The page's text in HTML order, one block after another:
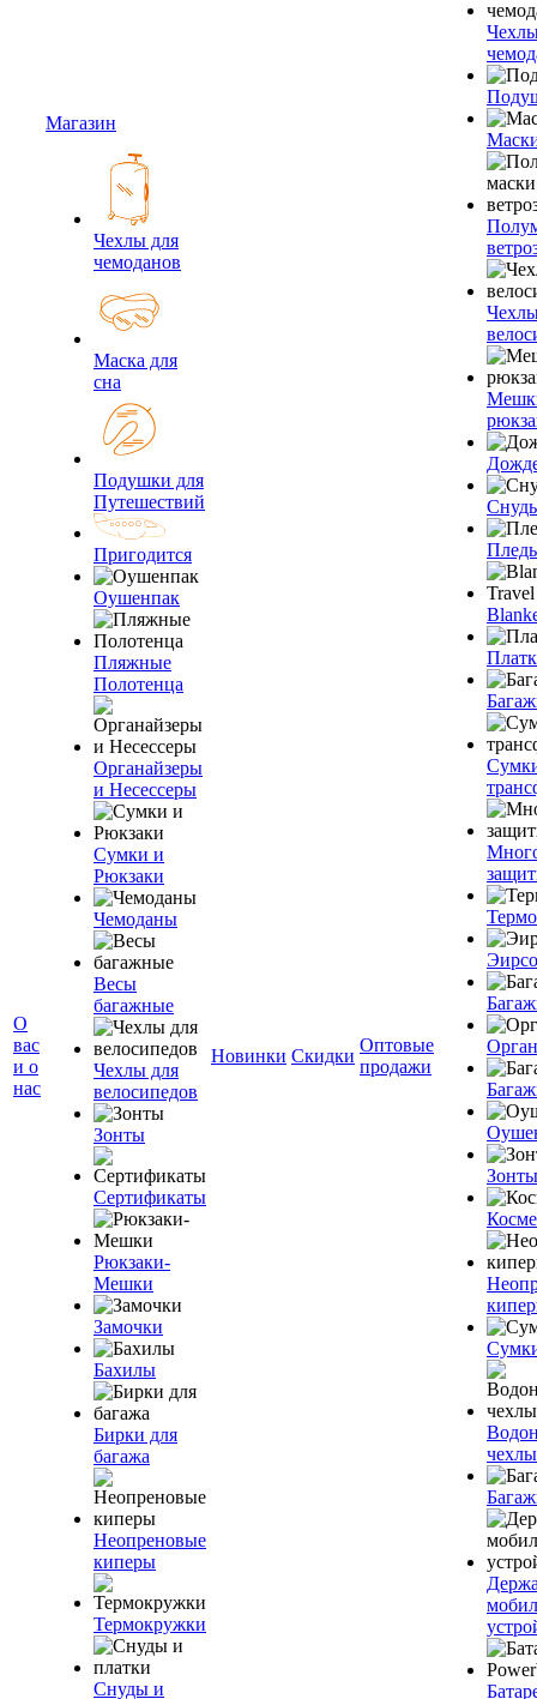
О
вас
и о
нас
Магазин
Чехлы для
чемоданов
Маска для
сна
Подушки для
Путешествий
Пригодится
Оушенпак
Пляжные
Полотенца
Органайзеры
и Несессеры
Сумки и
Рюкзаки
Чемоданы
Весы
багажные
Чехлы для
велосипедов
Зонты
Сертификаты
Рюкзаки-
Мешки
Замочки
Бахилы
Бирки для
багажа
Неопреновые
киперы
Термокружки
Снуды и
Новинки Скидки
Оптовые
продажи
Зонты